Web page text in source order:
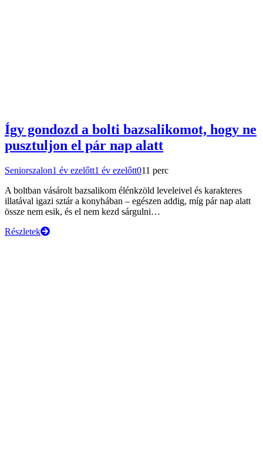
Így gondozd a bolti bazsalikomot, hogy ne
pusztuljon el pár nap alatt
Seniorszalon1 év ezelőtt1 év ezelőtt011 perc
A boltban vásárolt bazsalikom élénkzöld leveleivel és karakteres
illatával igazi sztár a konyhában – egészen addig, míg pár nap alatt
össze nem esik, és el nem kezd sárgulni…
Részletek